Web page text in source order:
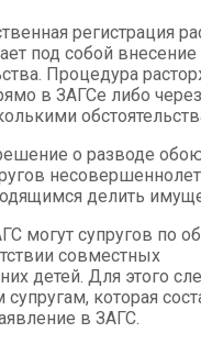
регистрация
под собой внесение
Процедура
в ЗАГСе либо
о разводе
делить
могут супругов по
совместных
детей. Для этого
супругам, которая
в ЗАГС.